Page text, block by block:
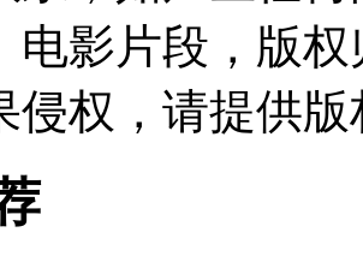
电影片段，版
侵权，请提供